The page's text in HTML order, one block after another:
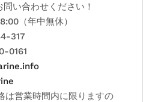
い合わせください！
（年中無休）
317
0161
営業時間内に限りますの